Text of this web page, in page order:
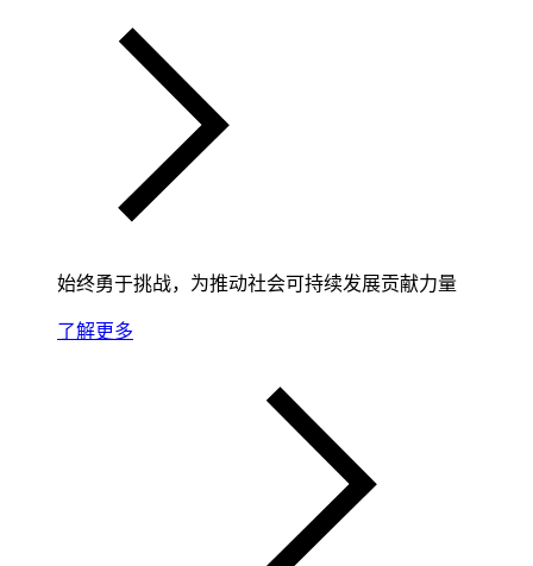
始终勇于挑战，为推动社会可持续发展贡献力量
了解更多